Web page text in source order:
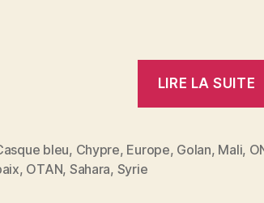
LIRE LA SUITE
bleu, Chypre, Europe, Golan, Mali,
, OTAN, Sahara, Syrie